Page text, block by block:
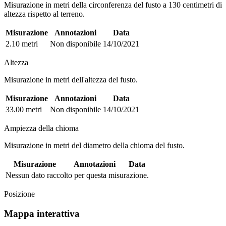
Misurazione in metri della circonferenza del fusto a 130 centimetri di
altezza rispetto al terreno.
Misurazione Annotazioni
Data
2.10 metri
Non disponibile 14/10/2021
Altezza
Misurazione in metri dell'altezza del fusto.
Misurazione Annotazioni
Data
33.00 metri
Non disponibile 14/10/2021
Ampiezza della chioma
Misurazione in metri del diametro della chioma del fusto.
Misurazione Annotazioni
Data
Nessun dato raccolto per questa misurazione.
Posizione
Mappa interattiva